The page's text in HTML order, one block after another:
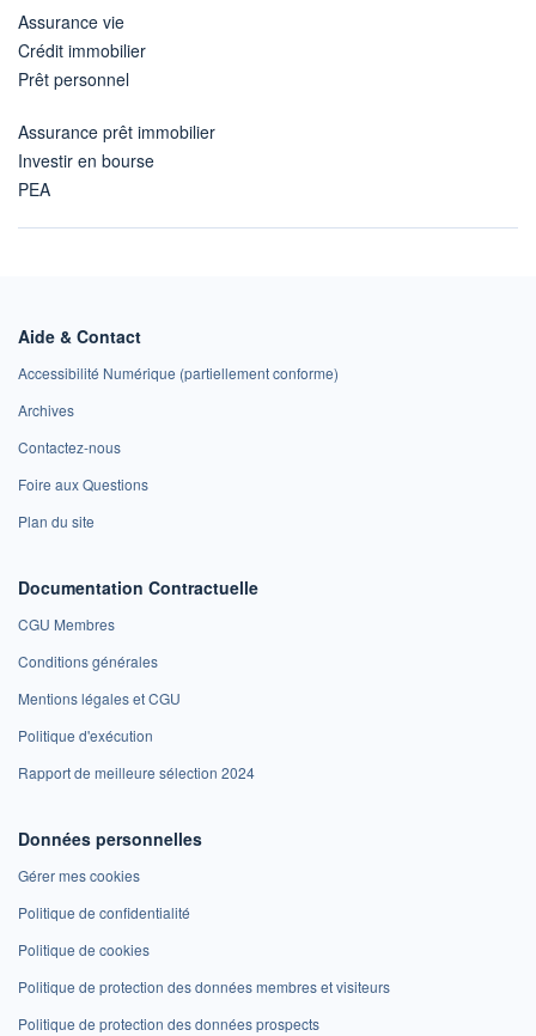
Assurance vie
Crédit immobilier
Prêt personnel
Assurance prêt immobilier
Investir en bourse
PEA
Aide & Contact
Accessibilité Numérique (partiellement conforme)
Archives
Contactez-nous
Foire aux Questions
Plan du site
Documentation Contractuelle
CGU Membres
Conditions générales
Mentions légales et CGU
Politique d'exécution
Rapport de meilleure sélection 2024
Données personnelles
Gérer mes cookies
Politique de confidentialité
Politique de cookies
Politique de protection des données membres et visiteurs
Politique de protection des données prospects